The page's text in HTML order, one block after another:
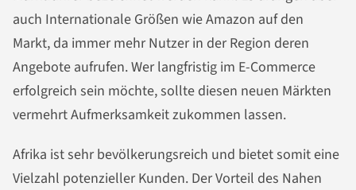
auch Internationale Größen wie Amazon auf den
Markt, da immer mehr Nutzer in der Region deren
Angebote aufrufen. Wer langfristig im E-Commerce
erfolgreich sein möchte, sollte diesen neuen Märkten
vermehrt Aufmerksamkeit zukommen lassen.
Afrika ist sehr bevölkerungsreich und bietet somit eine
Vielzahl potenzieller Kunden. Der Vorteil des Nahen